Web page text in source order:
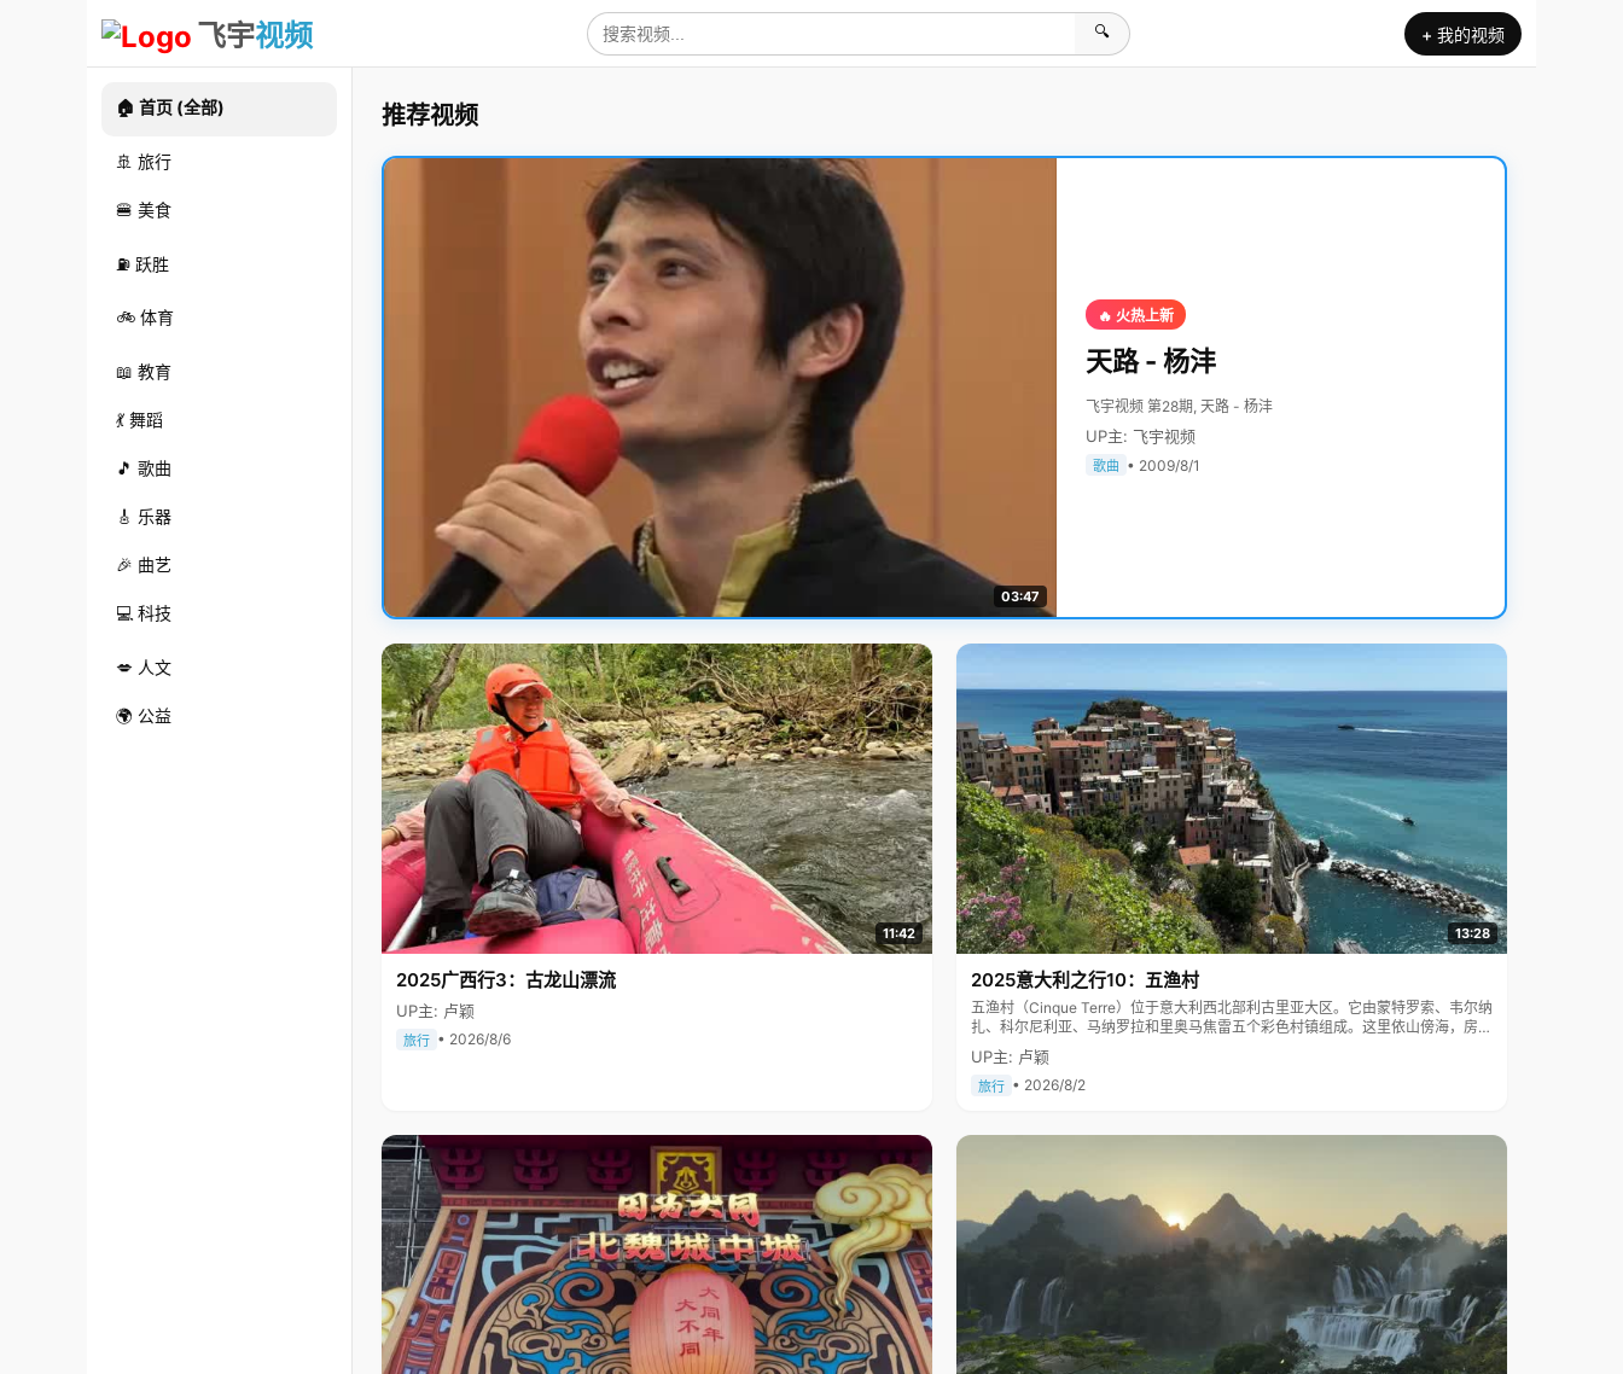
飞宇视频 🔍 + 我的视频
🏠 首页 (全部)
🚢 旅行
🍔 美食
⛽ 跃胜
🚲 体育
📖 教育
💃 舞蹈
🎵 歌曲
🎸 乐器
🎉 曲艺
💻 科技
💋 人文
🌍 公益
推荐视频
03:47
🔥 火热上新
天路 - 杨沣
飞宇视频 第28期, 天路 - 杨沣
UP主: 飞宇视频
歌曲 • 2009/8/1
11:42
2025广西行3：古龙山漂流
UP主: 卢颖
旅行 • 2026/8/6
13:28
2025意大利之行10：五渔村
五渔村（Cinque Terre）位于意大利西北部利古里亚大区。它由蒙特罗索、韦尔纳
扎、科尔尼利亚、马纳罗拉和里奥马焦雷五个彩色村镇组成。这里依山傍海，房屋
色彩斑斓，1997年被列为世界文化遗产。
UP主: 卢颖
旅行 • 2026/8/2